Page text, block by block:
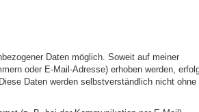
Daten möglich. Soweit auf meiner
oder E-Mail-Adresse) erhoben werden,
Daten werden selbstverständlich nicht ohne